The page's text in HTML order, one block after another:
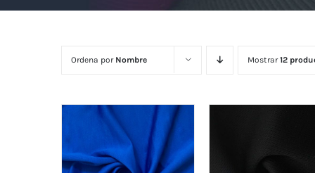
Ordena por Nombre Mostrar12